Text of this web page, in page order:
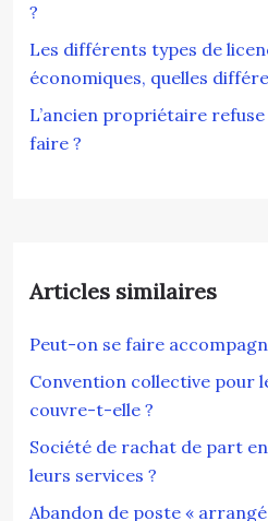
?
Les différents types de
économiques, quelles
L’ancien propriétaire
faire ?
Articles similaires
Peut-on se faire
Convention collective pour
couvre-t-elle ?
Société de rachat de part
leurs services ?
Abandon de poste «